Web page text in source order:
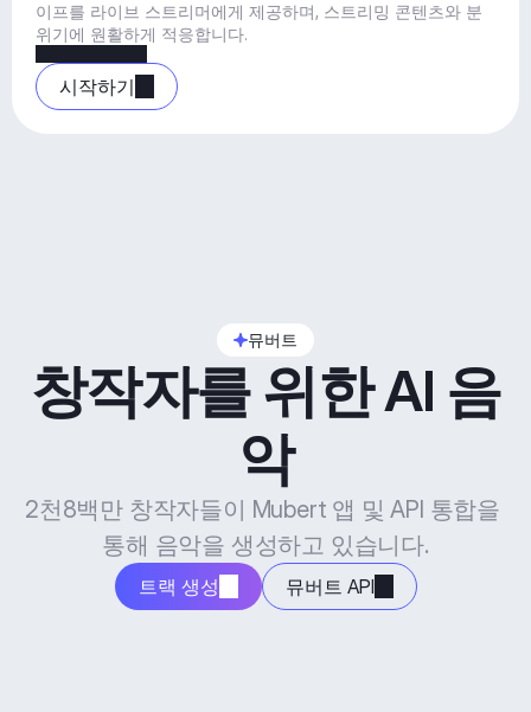
이프를 라이브 스트리머에게 제공하며, 스트리밍 콘텐츠와 분
위기에 원활하게 적응합니다.
시작하기
뮤버트
창작자를 위한 AI 음
악
2천8백만 창작자들이 Mubert 앱 및 API 통합을
통해 음악을 생성하고 있습니다.
트랙 생성 뮤버트 API